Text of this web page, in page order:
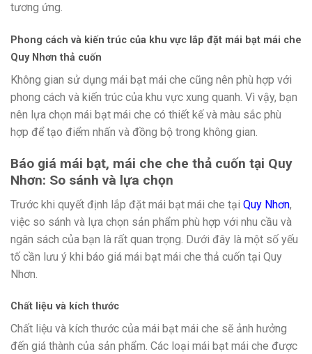
tương ứng.
Phong cách và kiến trúc của khu vực lắp đặt mái bạt mái che
Quy Nhơn thả cuốn
Không gian sử dụng mái bạt mái che cũng nên phù hợp với
phong cách và kiến trúc của khu vực xung quanh. Vì vậy, bạn
nên lựa chọn mái bạt mái che có thiết kế và màu sắc phù
hợp để tạo điểm nhấn và đồng bộ trong không gian.
Báo giá mái bạt, mái che che thả cuốn tại Quy
Nhơn: So sánh và lựa chọn
Trước khi quyết định lắp đặt mái bạt mái che tại Quy Nhơn,
việc so sánh và lựa chọn sản phẩm phù hợp với nhu cầu và
ngân sách của bạn là rất quan trọng. Dưới đây là một số yếu
tố cần lưu ý khi báo giá mái bạt mái che thả cuốn tại Quy
Nhơn.
Chất liệu và kích thước
Chất liệu và kích thước của mái bạt mái che sẽ ảnh hưởng
đến giá thành của sản phẩm. Các loại mái bạt mái che được